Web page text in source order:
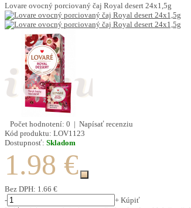
Lovare ovocný porciovaný čaj Royal desert 24x1,5g
Počet hodnotení: 0 | Napísať recenziu
Kód produktu: LOV1123
Dostupnosť: Skladom
1.98 €
Bez DPH: 1.66 €
-
+ Kúpiť